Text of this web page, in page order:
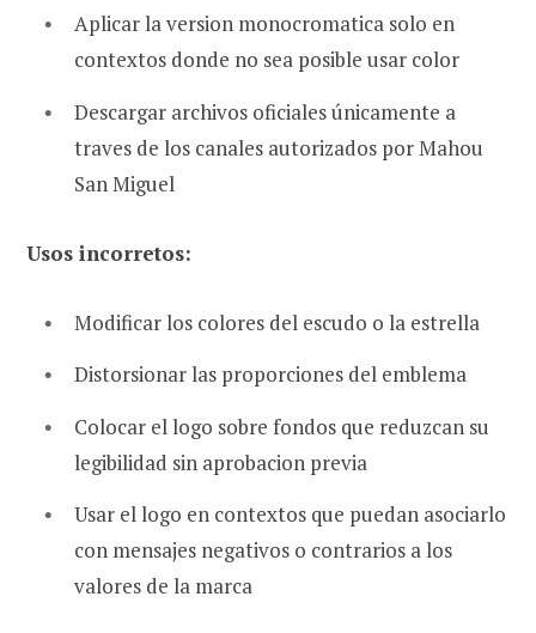
Aplicar la version monocromatica solo en
contextos donde no sea posible usar color
Descargar archivos oficiales únicamente a
traves de los canales autorizados por Mahou
San Miguel
Usos incorretos:
Modificar los colores del escudo o la estrella
Distorsionar las proporciones del emblema
Colocar el logo sobre fondos que reduzcan su
legibilidad sin aprobacion previa
Usar el logo en contextos que puedan asociarlo
con mensajes negativos o contrarios a los
valores de la marca